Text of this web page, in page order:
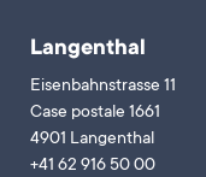
Langenthal
Eisenbahnstrasse 11
Case postale 1661
4901 Langenthal
+41 62 916 50 00